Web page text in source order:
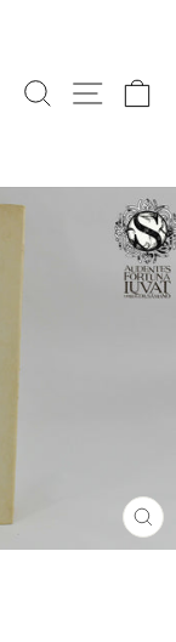
BUSCAR